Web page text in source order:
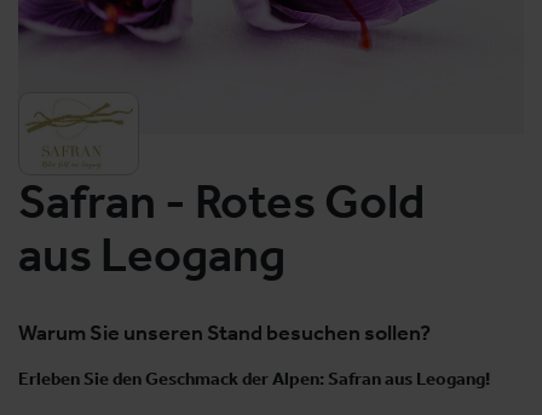
Safran - Rotes Gold
aus Leogang
Warum Sie unseren Stand besuchen sollen?
Erleben Sie den Geschmack der Alpen: Safran aus Leogang!